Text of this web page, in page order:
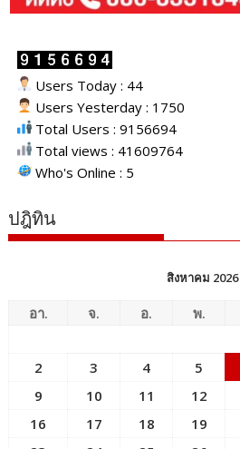
Users Today : 44
Users Yesterday : 1750
Total Users : 9156694
Total views : 41609764
Who's Online : 5
ปฎิทิน
สิงหาคม 2026
อา. จ. อ. พ.
2
3 4 5
9
10 11 12
16
17 18 19